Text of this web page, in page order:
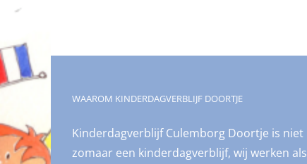
WAAROM KINDERDAGVERBLIJF DOORTJE
Kinderdagverblijf Culemborg Doortje is niet
zomaar een kinderdagverblijf, wij werken als